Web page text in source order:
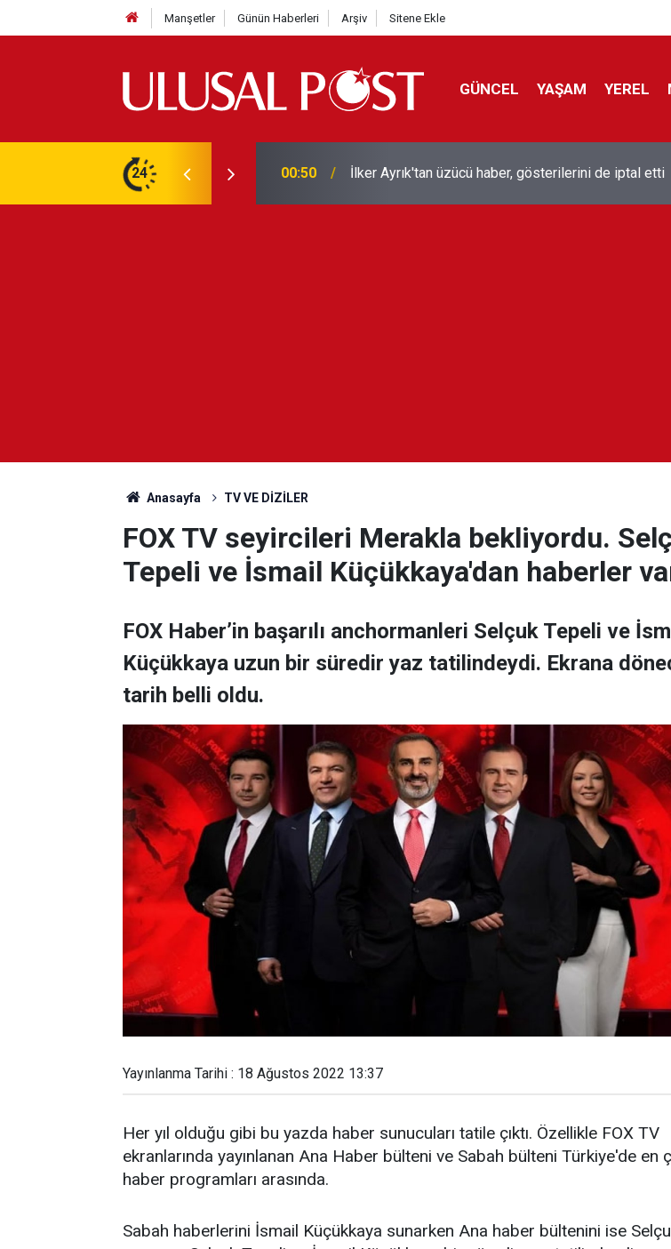
Manşetler Günün Haberleri Arşiv Sitene Ekle
GÜNCEL YAŞAM YEREL
24 00:39
Liverpool efsanesi Mısırlı yıldız Mohamed Salah
Yarın geliyor
Anasayfa TV VE DİZİLER
FOX TV seyircileri Merakla bekliyordu.
Tepeli ve İsmail Küçükkaya'dan haberler
FOX Haber’in başarılı anchormanleri Selçuk Tepeli ve
Küçükkaya uzun bir süredir yaz tatilindeydi. Ekrana
tarih belli oldu.
Yayınlanma Tarihi : 18 Ağustos 2022 13:37
Her yıl olduğu gibi bu yazda haber sunucuları tatile çıktı. Özellikle FOX TV
ekranlarında yayınlanan Ana Haber bülteni ve Sabah bülteni Türkiye'de en
haber programları arasında.
Sabah haberlerini İsmail Küçükkaya sunarken Ana haber bültenini ise